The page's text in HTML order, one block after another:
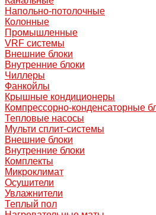
Напольно-потолочные
Колонные
Промышленные
VRF системы
Внешние блоки
Внутренние блоки
Чиллеры
Фанкойлы
Крышные кондиционеры
Компрессорно-конденсаторные
Тепловые насосы
Мульти сплит-системы
Внешние блоки
Внутренние блоки
Комплекты
Микроклимат
Осушители
Увлажнители
Теплый пол